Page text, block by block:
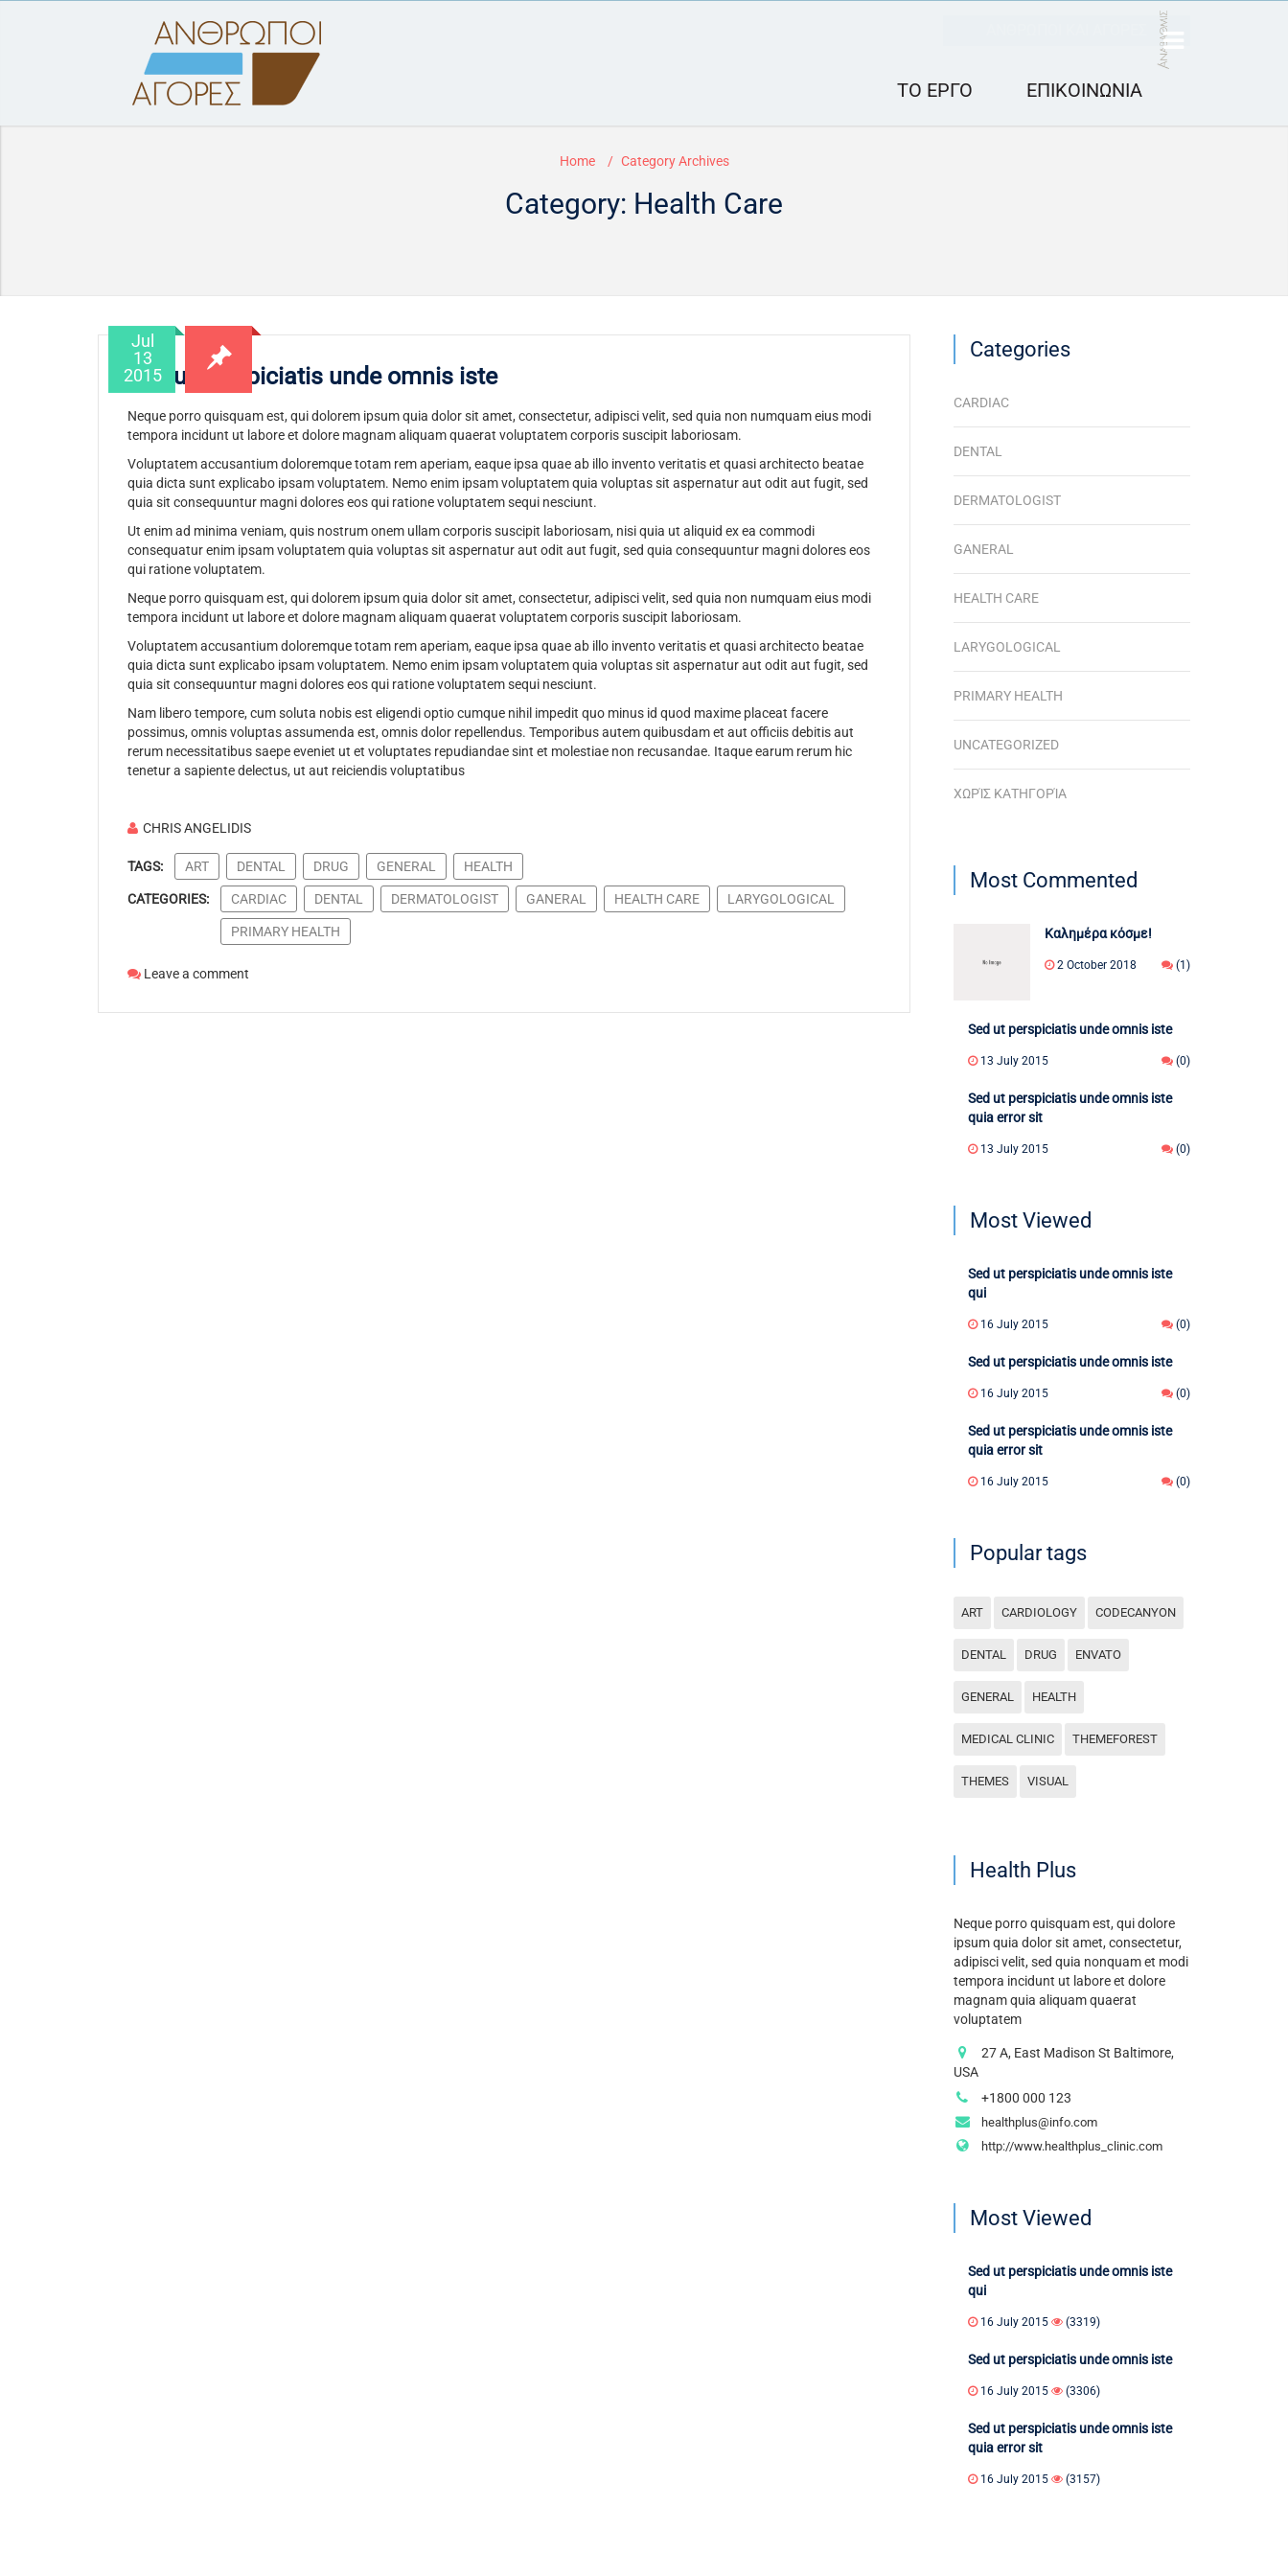
ΤΟ ΕΡΓΟ ΕΠΙΚΟΙΝΩΝΙΑ
Home Category Archives
Category: Health Care
Jul
13
2015
Sed ut perspiciatis unde omnis iste
Neque porro quisquam est, qui dolorem ipsum quia dolor sit amet, consectetur, adipisci velit, sed quia non numquam eius modi
tempora incidunt ut labore et dolore magnam aliquam quaerat voluptatem corporis suscipit laboriosam.
Voluptatem accusantium doloremque totam rem aperiam, eaque ipsa quae ab illo invento veritatis et quasi architecto beatae
quia dicta sunt explicabo ipsam voluptatem. Nemo enim ipsam voluptatem quia voluptas sit aspernatur aut odit aut fugit, sed
quia sit consequuntur magni dolores eos qui ratione voluptatem sequi nesciunt.
Ut enim ad minima veniam, quis nostrum onem ullam corporis suscipit laboriosam, nisi quia ut aliquid ex ea commodi
consequatur enim ipsam voluptatem quia voluptas sit aspernatur aut odit aut fugit, sed quia consequuntur magni dolores eos
qui ratione voluptatem.
Neque porro quisquam est, qui dolorem ipsum quia dolor sit amet, consectetur, adipisci velit, sed quia non numquam eius modi
tempora incidunt ut labore et dolore magnam aliquam quaerat voluptatem corporis suscipit laboriosam.
Voluptatem accusantium doloremque totam rem aperiam, eaque ipsa quae ab illo invento veritatis et quasi architecto beatae
quia dicta sunt explicabo ipsam voluptatem. Nemo enim ipsam voluptatem quia voluptas sit aspernatur aut odit aut fugit, sed
quia sit consequuntur magni dolores eos qui ratione voluptatem sequi nesciunt.
Nam libero tempore, cum soluta nobis est eligendi optio cumque nihil impedit quo minus id quod maxime placeat facere
possimus, omnis voluptas assumenda est, omnis dolor repellendus. Temporibus autem quibusdam et aut officiis debitis aut
rerum necessitatibus saepe eveniet ut et voluptates repudiandae sint et molestiae non recusandae. Itaque earum rerum hic
tenetur a sapiente delectus, ut aut reiciendis voluptatibus
CHRIS ANGELIDIS
TAGS: ART DENTAL DRUG GENERAL HEALTH
CATEGORIES: CARDIAC DENTAL DERMATOLOGIST GANERAL HEALTH CARE LARYGOLOGICAL
PRIMARY HEALTH
Leave a comment
Categories
CARDIAC
DENTAL
DERMATOLOGIST
GANERAL
HEALTH CARE
LARYGOLOGICAL
PRIMARY HEALTH
UNCATEGORIZED
ΧΩΡΊΣ ΚΑΤΗΓΟΡΊΑ
Most Commented
Καλημέρα κόσμε!
2 October 2018 (1)
Sed ut perspiciatis unde omnis iste
13 July 2015 (0)
Sed ut perspiciatis unde omnis iste
quia error sit
13 July 2015 (0)
Most Viewed
Sed ut perspiciatis unde omnis iste
qui
16 July 2015 (0)
Sed ut perspiciatis unde omnis iste
16 July 2015 (0)
Sed ut perspiciatis unde omnis iste
quia error sit
16 July 2015 (0)
Popular tags
ART CARDIOLOGY CODECANYON
DENTAL DRUG ENVATO
GENERAL HEALTH
MEDICAL CLINIC THEMEFOREST
THEMES VISUAL
Health Plus
Neque porro quisquam est, qui dolore
ipsum quia dolor sit amet, consectetur,
adipisci velit, sed quia nonquam et modi
tempora incidunt ut labore et dolore
magnam quia aliquam quaerat
voluptatem
27 A, East Madison St Baltimore,
USA
+1800 000 123
healthplus@info.com
http://www.healthplus_clinic.com
Most Viewed
Sed ut perspiciatis unde omnis iste
qui
16 July 2015 (3319)
Sed ut perspiciatis unde omnis iste
16 July 2015 (3306)
Sed ut perspiciatis unde omnis iste
quia error sit
16 July 2015 (3157)